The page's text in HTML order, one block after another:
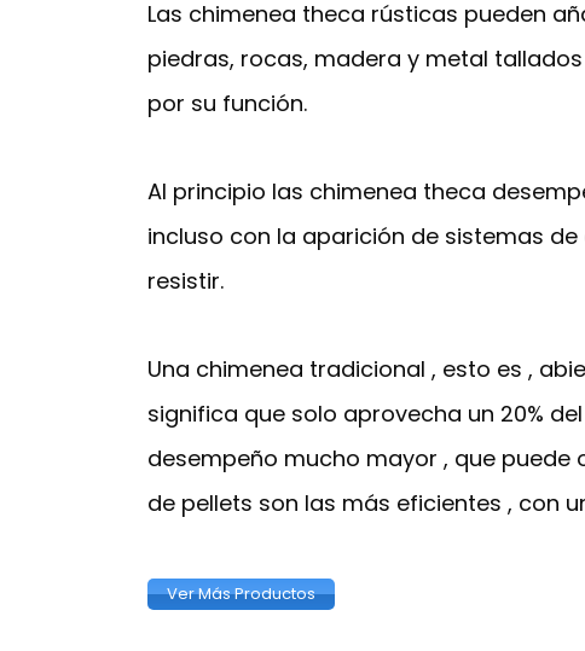
Las chimenea theca rústicas pueden
piedras, rocas, madera y metal
por su función.
Al principio las chimenea theca
incluso con la aparición de sistemas
resistir.
Una chimenea tradicional , esto es ,
significa que solo aprovecha un 20%
desempeño mucho mayor , que puede
de pellets son las más eficientes , con
Ver Más Productos